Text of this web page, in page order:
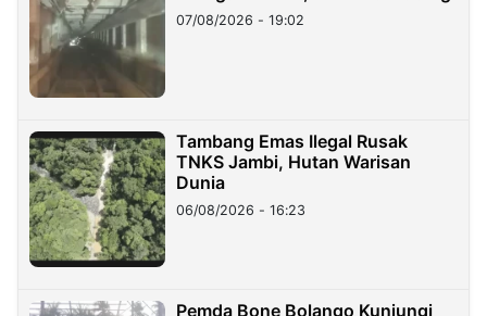
07/08/2026 - 19:02
Tambang Emas Ilegal Rusak
TNKS Jambi, Hutan Warisan
Dunia
06/08/2026 - 16:23
Pemda Bone Bolango Kunjungi